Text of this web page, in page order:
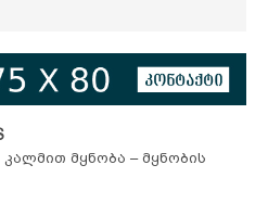
მყნობა – მყნობის